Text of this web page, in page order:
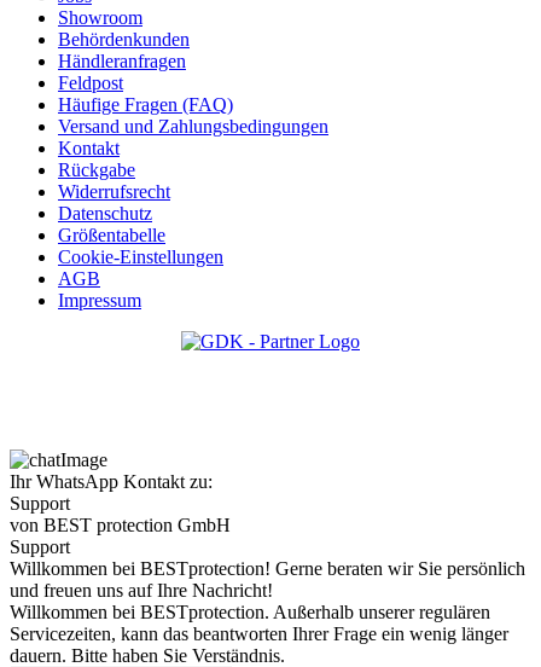
Showroom
Behördenkunden
Händleranfragen
Feldpost
Häufige Fragen (FAQ)
Versand und Zahlungsbedingungen
Kontakt
Rückgabe
Widerrufsrecht
Datenschutz
Größentabelle
Cookie-Einstellungen
AGB
Impressum
Ihr WhatsApp Kontakt zu:
Support
von BEST protection GmbH
Support
Willkommen bei BESTprotection! Gerne beraten wir Sie persönlich
und freuen uns auf Ihre Nachricht!
Willkommen bei BESTprotection. Außerhalb unserer regulären
Servicezeiten, kann das beantworten Ihrer Frage ein wenig länger
dauern. Bitte haben Sie Verständnis.